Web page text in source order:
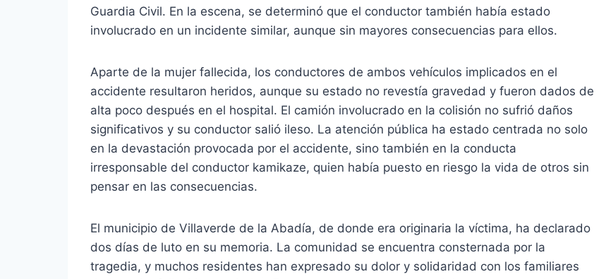
Guardia Civil. En la escena, se determinó que el conductor también había estado
involucrado en un incidente similar, aunque sin mayores consecuencias para ellos.
Aparte de la mujer fallecida, los conductores de ambos vehículos implicados en el
accidente resultaron heridos, aunque su estado no revestía gravedad y fueron dados de
alta poco después en el hospital. El camión involucrado en la colisión no sufrió daños
significativos y su conductor salió ileso. La atención pública ha estado centrada no solo
en la devastación provocada por el accidente, sino también en la conducta
irresponsable del conductor kamikaze, quien había puesto en riesgo la vida de otros sin
pensar en las consecuencias.
El municipio de Villaverde de la Abadía, de donde era originaria la víctima, ha declarado
dos días de luto en su memoria. La comunidad se encuentra consternada por la
tragedia, y muchos residentes han expresado su dolor y solidaridad con los familiares